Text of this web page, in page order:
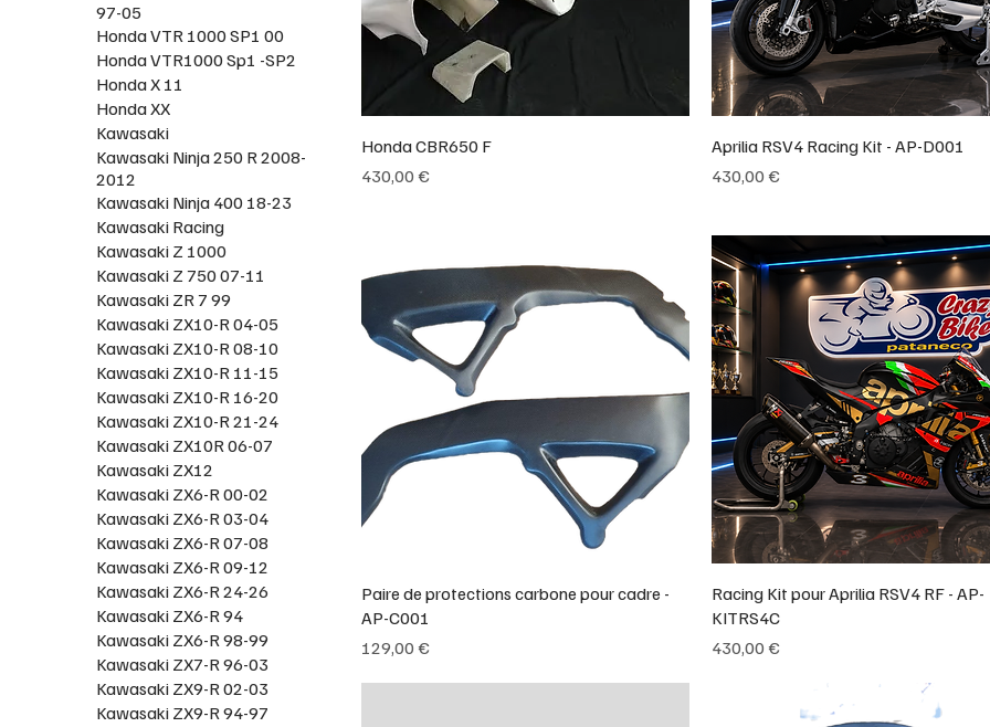
97-05
Honda VTR 1000 SP1 00
Honda VTR1000 Sp1 -SP2
Honda X 11
Honda XX
Kawasaki
Kawasaki Ninja 250 R 2008-
2012
Kawasaki Ninja 400 18-23
Kawasaki Racing
Kawasaki Z 1000
Kawasaki Z 750 07-11
Kawasaki ZR 7 99
Kawasaki ZX10-R 04-05
Kawasaki ZX10-R 08-10
Kawasaki ZX10-R 11-15
Kawasaki ZX10-R 16-20
Kawasaki ZX10-R 21-24
Kawasaki ZX10R 06-07
Kawasaki ZX12
Kawasaki ZX6-R 00-02
Kawasaki ZX6-R 03-04
Kawasaki ZX6-R 07-08
Kawasaki ZX6-R 09-12
Kawasaki ZX6-R 24-26
Kawasaki ZX6-R 94
Kawasaki ZX6-R 98-99
Kawasaki ZX7-R 96-03
Kawasaki ZX9-R 02-03
Kawasaki ZX9-R 94-97
Honda CBR650 F
Prix
430,00 €
Aprilia RSV4 Racing Kit - AP-D001
Prix
430,00 €
Paire de protections carbone pour cadre -
AP-C001
Prix
129,00 €
Racing Kit pour Aprilia RSV4 RF - AP-
KITRS4C
Prix
430,00 €